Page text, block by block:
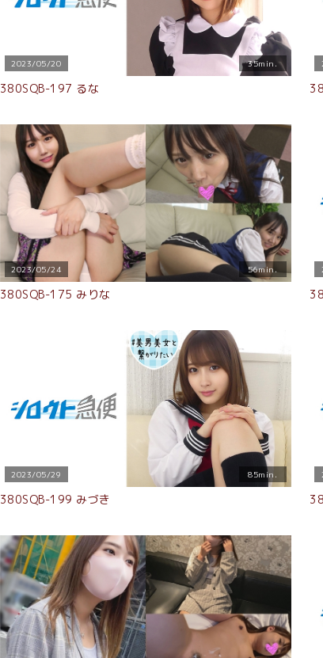
2023/05/20 35min.
380SQB-197 るな
2023/05/24 56min.
380SQB-175 みりな
2023/05/29 85min.
380SQB-199 みづき